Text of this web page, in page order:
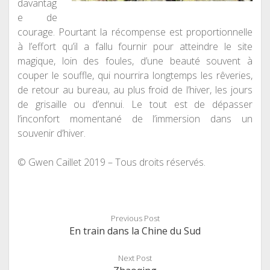
davantag
e de
courage. Pourtant la récompense est proportionnelle
à l’effort qu’il a fallu fournir pour atteindre le site
magique, loin des foules, d’une beauté souvent à
couper le souffle, qui nourrira longtemps les rêveries,
de retour au bureau, au plus froid de l’hiver, les jours
de grisaille ou d’ennui. Le tout est de dépasser
l’inconfort momentané de l’immersion dans un
souvenir d’hiver.
© Gwen Caillet 2019 – Tous droits réservés.
Previous Post
En train dans la Chine du Sud
Next Post